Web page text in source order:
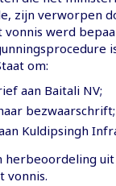
zijn verworpen
werd
om:
aan Baitali NV;
bezwaarschrift;
Kuldipsingh
herbeoordeling
vonnis.